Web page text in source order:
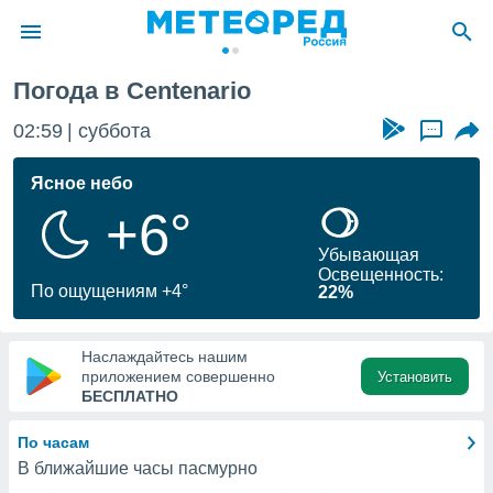
о
Вы можете
к этому
доступ
Погода в Centenario
02:59 суббота ...
Ясное небо
+6°
По ощущениям +4°
Убывающая
Освещенность:
22%
Наслаждайтесь нашим
приложением совершенно
БЕСПЛАТНО
Установить
По часам
В ближайшие часы пасмурно